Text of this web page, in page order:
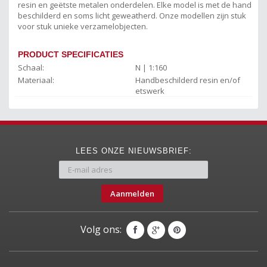
resin en geëtste metalen onderdelen. Elke model is met de hand
beschilderd en soms licht geweatherd. Onze modellen zijn stuk
voor stuk unieke verzamelobjecten.
PRODUCT SPECIFICATIES
Schaal:
N | 1:160
Materiaal:
Handbeschilderd resin en/of
etswerk
LEES ONZE NIEUWSBRIEF:
Aanmelden
Volg ons: